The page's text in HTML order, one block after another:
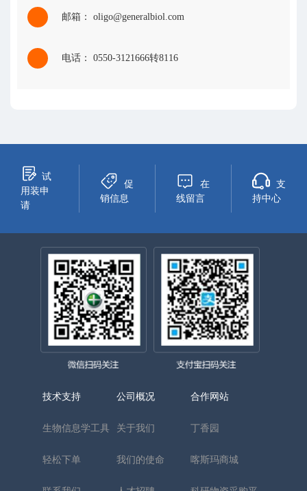
邮箱： oligo@generalbiol.com
电话： 0550-3121666转8116
试
用装申
请
促
销信息
在
线留言
支
持中心
技术支持
生物信息学工具
轻松下单
公司概况
关于我们
我们的使命
合作网站
丁香园
喀斯玛商城